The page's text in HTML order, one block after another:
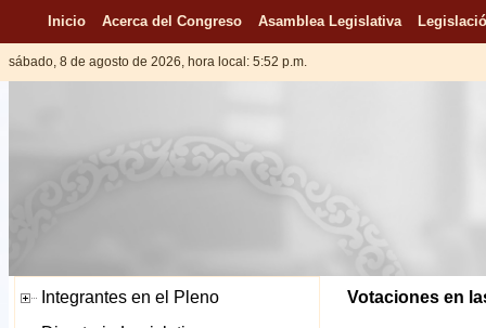
Inicio Acerca del Congreso Asamblea Legislativa
sábado, 8 de agosto de 2026, hora local: 5:52 p.m.
Votaciones en